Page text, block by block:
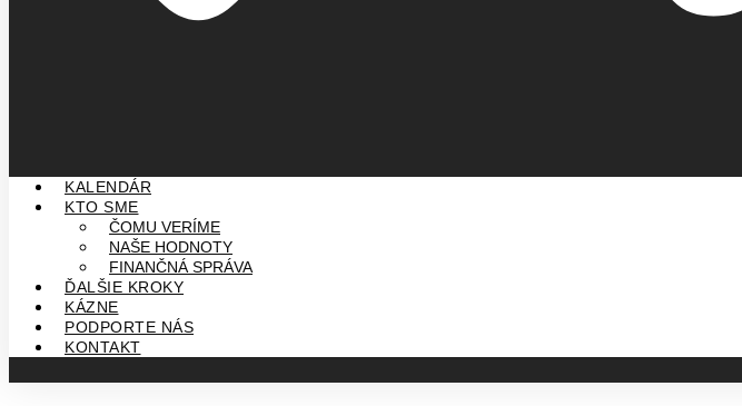
KALENDÁR
KTO SME
ČOMU VERÍME
NAŠE HODNOTY
FINANČNÁ SPRÁVA
ĎALŠIE KROKY
KÁZNE
PODPORTE NÁS
KONTAKT